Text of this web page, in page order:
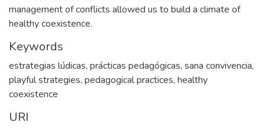
management of conflicts allowed us to build a climate of
healthy coexistence.
Keywords
estrategias lúdicas, prácticas pedagógicas, sana convivencia,
playful strategies, pedagogical practices, healthy
coexistence
URI